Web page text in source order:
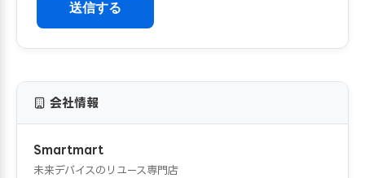
送信する
会社情報
Smartmart
未来デバイスのリユース専門店